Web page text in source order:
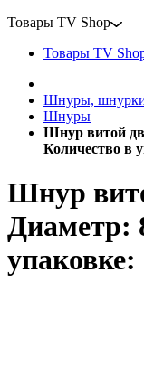
Товары TV Shop
Товары TV
Шнуры,
Шнуры
Шнур витой
Количество в
Шнур
Диаметр: